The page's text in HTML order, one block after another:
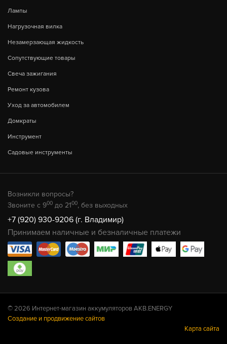
Лампы
Нагрузочная вилка
Незамерзающая жидкость
Сопутствующие товары
Свеча зажигания
Ремонт кузова
Уход за автомобилем
Домкраты
Инструмент
Садовые инструменты
Возникли вопросы?
Звоните с 900 до 2100, без выходных
+7 (920) 930-9206 (г. Владимир)
Принимаем наличные и безналичные платежи
© 2026 Интернет-магазин аккумуляторов AKB.ENERGY
Создание и продвижение сайтов
Карта сайта